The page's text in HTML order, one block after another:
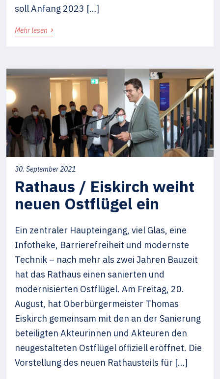
soll Anfang 2023 […]
Mehr lesen ›
30. September 2021
Rathaus / Eiskirch weiht
neuen Ostflügel ein
Ein zentraler Haupteingang, viel Glas, eine
Infotheke, Barrierefreiheit und modernste
Technik – nach mehr als zwei Jahren Bauzeit
hat das Rathaus einen sanierten und
modernisierten Ostflügel. Am Freitag, 20.
August, hat Oberbürgermeister Thomas
Eiskirch gemeinsam mit den an der Sanierung
beteiligten Akteurinnen und Akteuren den
neugestalteten Ostflügel offiziell eröffnet. Die
Vorstellung des neuen Rathausteils für […]